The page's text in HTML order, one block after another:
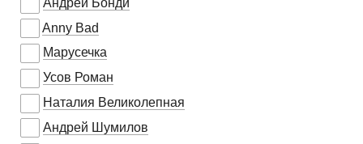
Anny Bad
Марусечка
Усов Роман
Наталия Великолепная
Андрей Шумилов